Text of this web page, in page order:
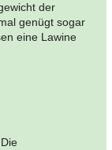
der
genügt sogar
eine Lawine
Die